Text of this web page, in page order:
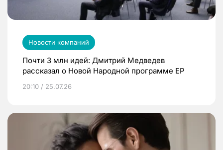
Новости компаний
Почти 3 млн идей: Дмитрий Медведев
рассказал о Новой Народной программе ЕР
20:10 / 25.07.26